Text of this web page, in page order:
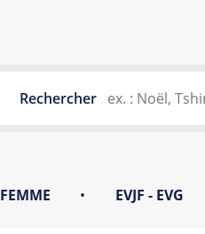
Rechercher
FEMME • EVJF - EVG